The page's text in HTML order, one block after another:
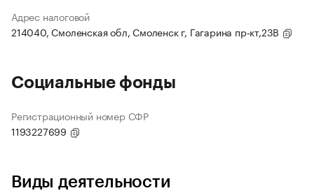
Адрес налоговой
214040, Смоленская обл, Смоленск г, Гагарина пр-кт,23В
Социальные фонды
Регистрационный номер СФР
1193227699
Виды деятельности